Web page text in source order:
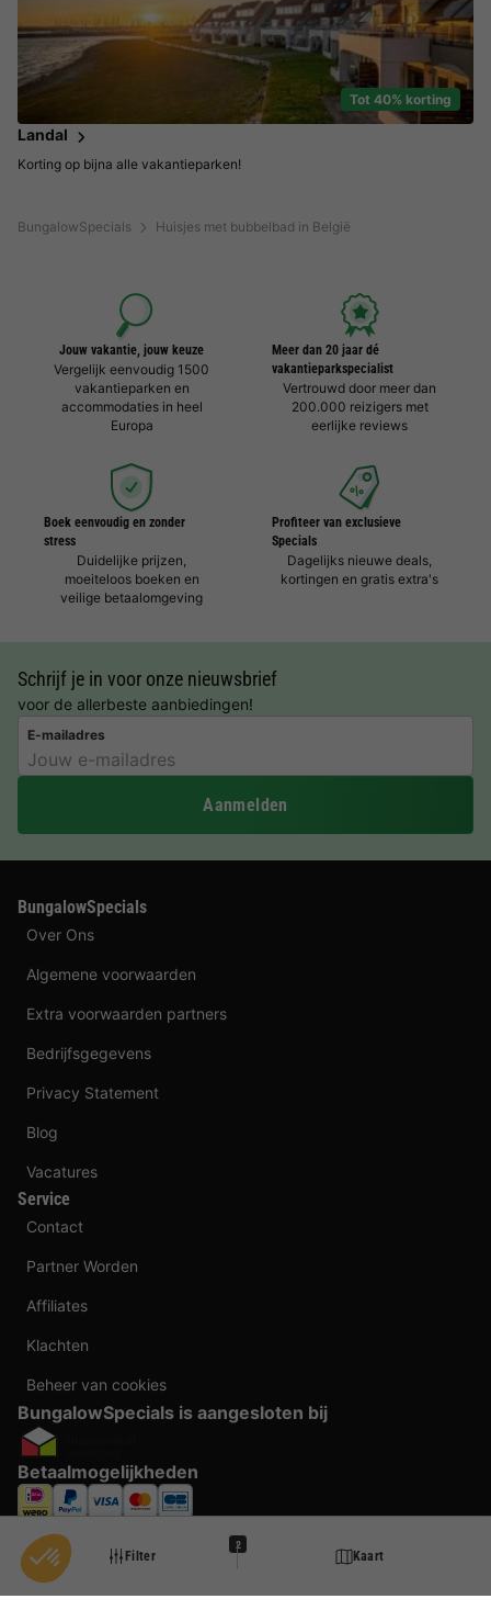
BungalowSpecials Huisjes met bubbelbad in België
Filter
2
Kaart
Tot 40% korting
Landal
Korting op bijna alle vakantieparken!
Jouw vakantie, jouw keuze
Vergelijk eenvoudig 1500
vakantieparken en
accommodaties in heel
Europa
Meer dan 20 jaar dé
vakantieparkspecialist
Vertrouwd door meer dan
200.000 reizigers met
eerlijke reviews
Boek eenvoudig en zonder
stress
Duidelijke prijzen,
moeiteloos boeken en
veilige betaalomgeving
Profiteer van exclusieve
Specials
Dagelijks nieuwe deals,
kortingen en gratis extra's
Schrijf je in voor onze nieuwsbrief
voor de allerbeste aanbiedingen!
E-mailadres
Aanmelden
BungalowSpecials
Over Ons
Algemene voorwaarden
Extra voorwaarden partners
Bedrijfsgegevens
Privacy Statement
Blog
Vacatures
Service
Contact
Partner Worden
Affiliates
Klachten
Beheer van cookies
BungalowSpecials is aangesloten bij
Betaalmogelijkheden